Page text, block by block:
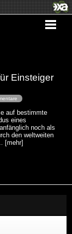
Einsteiger
auf bestimmte
eines
noch als
den weltweiten
[mehr]